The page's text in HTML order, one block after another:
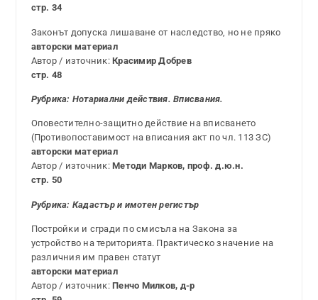
стр. 34
Законът допуска лишаване от наследство, но не пряко
авторски материал
Автор / източник:Красимир Добрев
стр. 48
Рубрика: Нотариални действия. Вписвания.
Оповестително-защитно действие на вписването
(Противопоставимост на вписания акт по чл. 113 ЗС)
авторски материал
Автор / източник:Методи Марков, проф. д.ю.н.
стр. 50
Рубрика: Кадастър и имотен регистър
Постройки и сгради по смисъла на Закона за
устройство на територията. Практическо значение на
различния им правен статут
авторски материал
Автор / източник:Пенчо Милков, д-р